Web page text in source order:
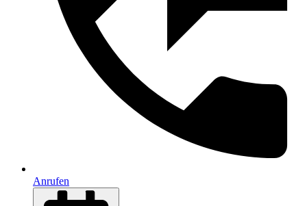
Anrufen